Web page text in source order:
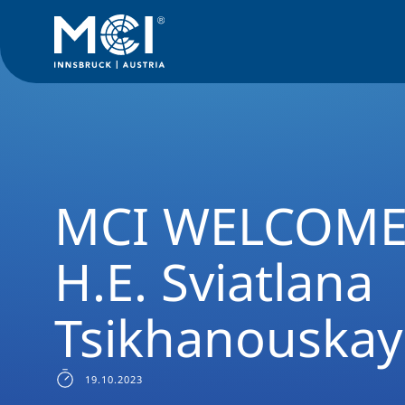
MCI
H.E. Sviatlana
19.10.2023